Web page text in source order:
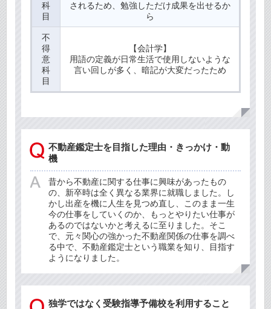
科
目
されるため、勉強しただけ成果を出せるか
ら
不
得
意
科
目
【会計学】
用語の定義が日常生活で使用しないような
言い回しが多く、暗記が大変だったため
不動産鑑定士を目指した理由・きっかけ・動
機
昔から不動産に関する仕事に興味があったもの
の、新卒時は全く異なる業界に就職しました。し
かし出産を機に人生を見つめ直し、このまま一生
今の仕事をしていくのか、もっとやりたい仕事が
あるのではないかと考えるに至りました。そこ
で、元々関心の強かった不動産関係の仕事を調べ
る中で、不動産鑑定士という職業を知り、目指す
ようになりました。
独学ではなく受験指導予備校を利用すること